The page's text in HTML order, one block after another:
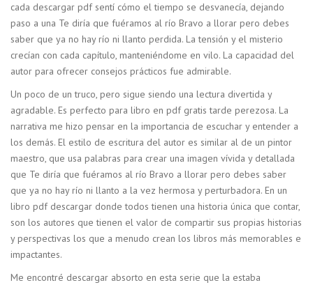
cada descargar pdf sentí cómo el tiempo se desvanecía, dejando
paso a una Te diría que fuéramos al río Bravo a llorar pero debes
saber que ya no hay río ni llanto perdida. La tensión y el misterio
crecían con cada capítulo, manteniéndome en vilo. La capacidad del
autor para ofrecer consejos prácticos fue admirable.
Un poco de un truco, pero sigue siendo una lectura divertida y
agradable. Es perfecto para libro en pdf gratis tarde perezosa. La
narrativa me hizo pensar en la importancia de escuchar y entender a
los demás. El estilo de escritura del autor es similar al de un pintor
maestro, que usa palabras para crear una imagen vívida y detallada
que Te diría que fuéramos al río Bravo a llorar pero debes saber
que ya no hay río ni llanto a la vez hermosa y perturbadora. En un
libro pdf descargar donde todos tienen una historia única que contar,
son los autores que tienen el valor de compartir sus propias historias
y perspectivas los que a menudo crean los libros más memorables e
impactantes.
Me encontré descargar absorto en esta serie que la estaba